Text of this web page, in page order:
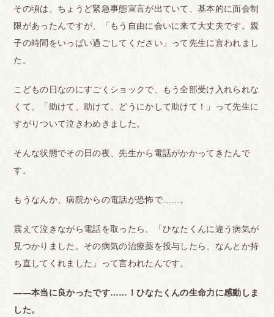
その頃は、ちょうど緊急事態宣言が出ていて、基本的に面会制
限があったんですが、「もう自由に会いに来て大丈夫です。親
子の時間をいっぱい過ごしてください」って先生に言われまし
た。
こどもの日なのにすごくショックで、もう全部受け入れられな
くて、「助けて、助けて、どうにかして助けて！」って先生に
すがりついて泣きわめきました。
そんな状態でその日の夜、先生から電話がかかってきたんで
す。
もうなんか、病院からの電話が恐怖で……。
震えて泣きながら電話を取ったら、「ひなたくんに違う病気が
見つかりました。その病気の治療薬を投与したら、なんとか持
ち直してくれました」って言われたんです。
――本当に良かったです……！ひなたくんの生命力に感動しま
した。